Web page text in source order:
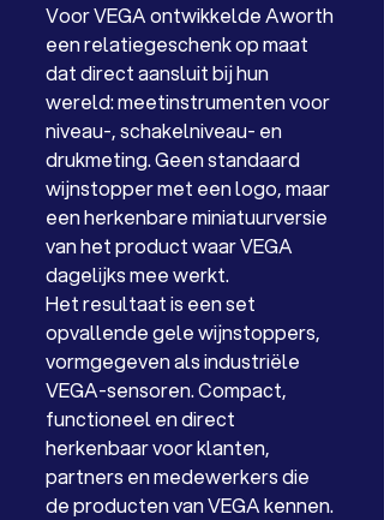
Voor VEGA ontwikkelde Aworth
een relatiegeschenk op maat
dat direct aansluit bij hun
wereld: meetinstrumenten voor
niveau-, schakelniveau- en
drukmeting. Geen standaard
wijnstopper met een logo, maar
een herkenbare miniatuurversie
van het product waar VEGA
dagelijks mee werkt.
Het resultaat is een set
opvallende gele wijnstoppers,
vormgegeven als industriële
VEGA-sensoren. Compact,
functioneel en direct
herkenbaar voor klanten,
partners en medewerkers die
de producten van VEGA kennen.